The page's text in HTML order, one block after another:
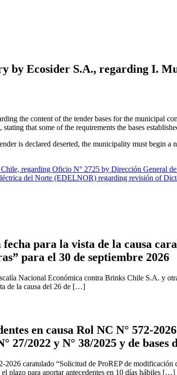
by Ecosider S.A., regarding I.
the content of the tender bases for the municipal
that some of the requirements the bases
is declared deserted, the municipality must begin a
regarding Oficio N° 2725 by Dirección General
del Norte (EDELNOR) regarding revisión of
para la vista de la causa
para el 30 de septiembre 2026
Nacional Económica contra Brinks Chile S.A. y
de la causa del 26 de […]
en causa Rol NC N° 572-
27/2022 y N° 38/2025 y de bases
caratulado “Solicitud de ProREP de
plazo para aportar antecedentes en 10 días hábiles […]